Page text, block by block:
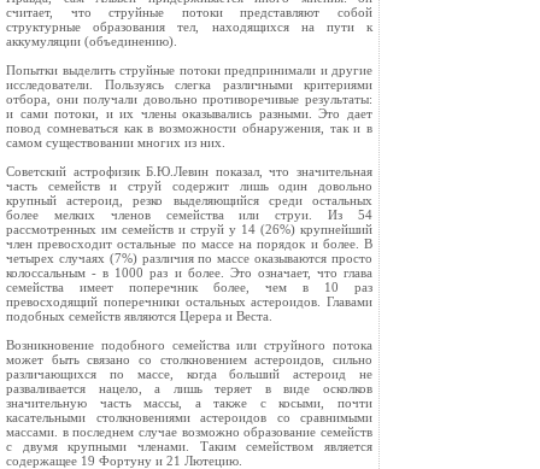
считает, что струйные потоки представляют собой
структурные образования тел, находящихся на пути к
аккумуляции (объединению).
Попытки выделить струйные потоки предпринимали и другие
исследователи. Пользуясь слегка различными критериями
отбора, они получали довольно противоречивые результаты:
и сами потоки, и их члены оказывались разными. Это дает
повод сомневаться как в возможности обнаружения, так и в
самом существовании многих из них.
Советский астрофизик Б.Ю.Левин показал, что значительная
часть семейств и струй содержит лишь один довольно
крупный астероид, резко выделяющийся среди остальных
более мелких членов семейства или струи. Из 54
рассмотренных им семейств и струй у 14 (26%) крупнейший
член превосходит остальные по массе на порядок и более. В
четырех случаях (7%) различия по массе оказываются просто
колоссальным - в 1000 раз и более. Это означает, что глава
семейства имеет поперечник более, чем в 10 раз
превосходящий поперечники остальных астероидов. Главами
подобных семейств являются Церера и Веста.
Возникновение подобного семейства или струйного потока
может быть связано со столкновением астероидов, сильно
различающихся по массе, когда больший астероид не
разваливается нацело, а лишь теряет в виде осколков
значительную часть массы, а также с косыми, почти
касательными столкновениями астероидов со сравнимыми
массами. в последнем случае возможно образование семейств
с двумя крупными членами. Таким семейством является
содержащее 19 Фортуну и 21 Лютецию.